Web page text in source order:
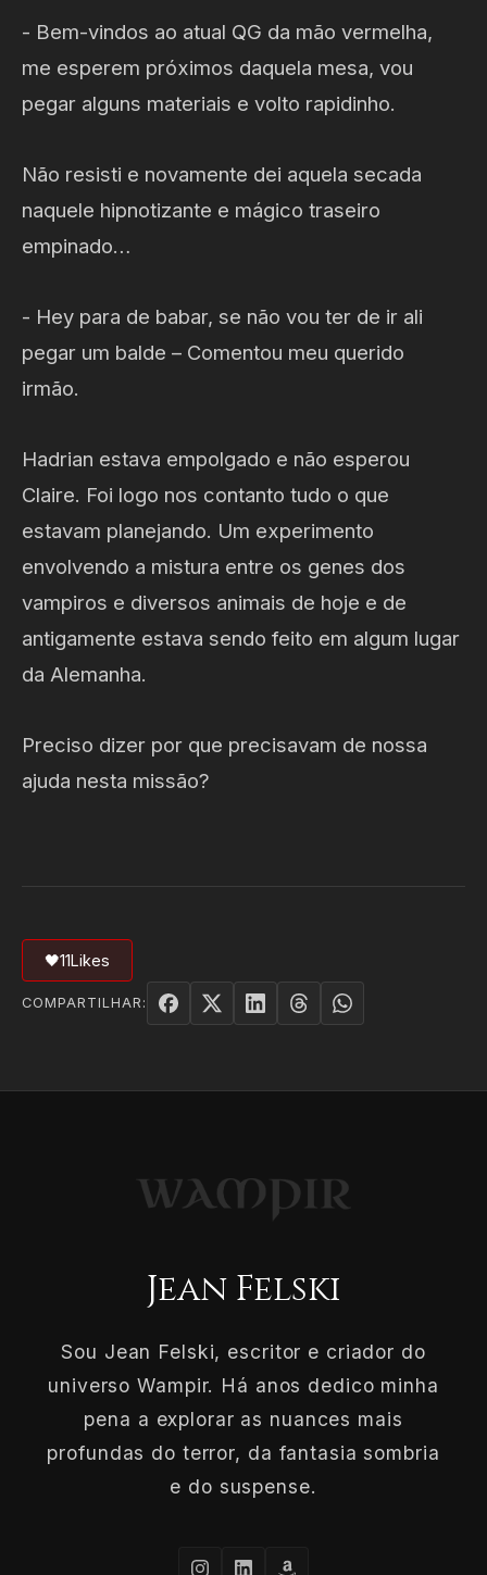
- Bem-vindos ao atual QG da mão vermelha,
me esperem próximos daquela mesa, vou
pegar alguns materiais e volto rapidinho.
Não resisti e novamente dei aquela secada
naquele hipnotizante e mágico traseiro
empinado…
- Hey para de babar, se não vou ter de ir ali
pegar um balde – Comentou meu querido
irmão.
Hadrian estava empolgado e não esperou
Claire. Foi logo nos contanto tudo o que
estavam planejando. Um experimento
envolvendo a mistura entre os genes dos
vampiros e diversos animais de hoje e de
antigamente estava sendo feito em algum lugar
da Alemanha.
Preciso dizer por que precisavam de nossa
ajuda nesta missão?
🖤11Likes
COMPARTILHAR:
Jean Felski
Sou Jean Felski, escritor e criador do
universo Wampir. Há anos dedico minha
pena a explorar as nuances mais
profundas do terror, da fantasia sombria
e do suspense.